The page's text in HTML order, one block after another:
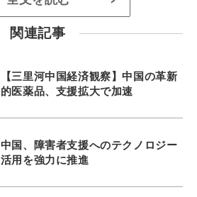
関連記事
【三里河中国経済観察】中国の革新
的医薬品、支援拡大で加速
中国、障害者支援へのテクノロジー
活用を強力に推進